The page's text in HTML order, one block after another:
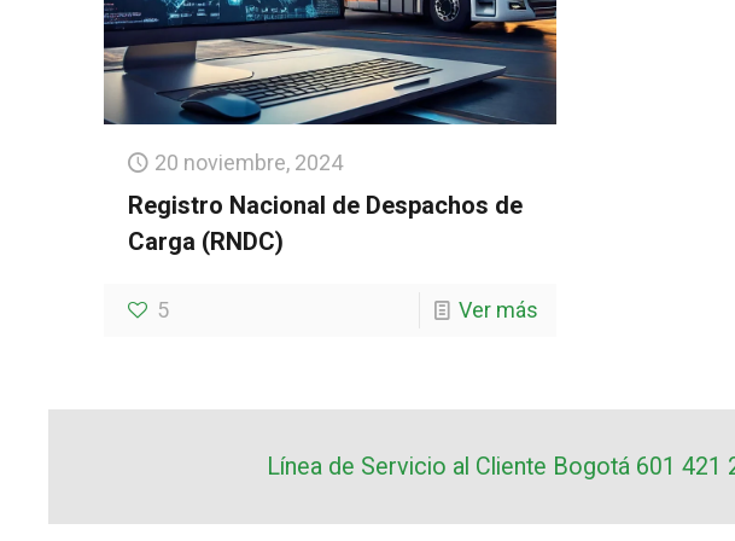
20 noviembre, 2024
Registro Nacional de Despachos de
Carga (RNDC)
5 Ver más
Línea de Servicio al Cliente Bogotá 601